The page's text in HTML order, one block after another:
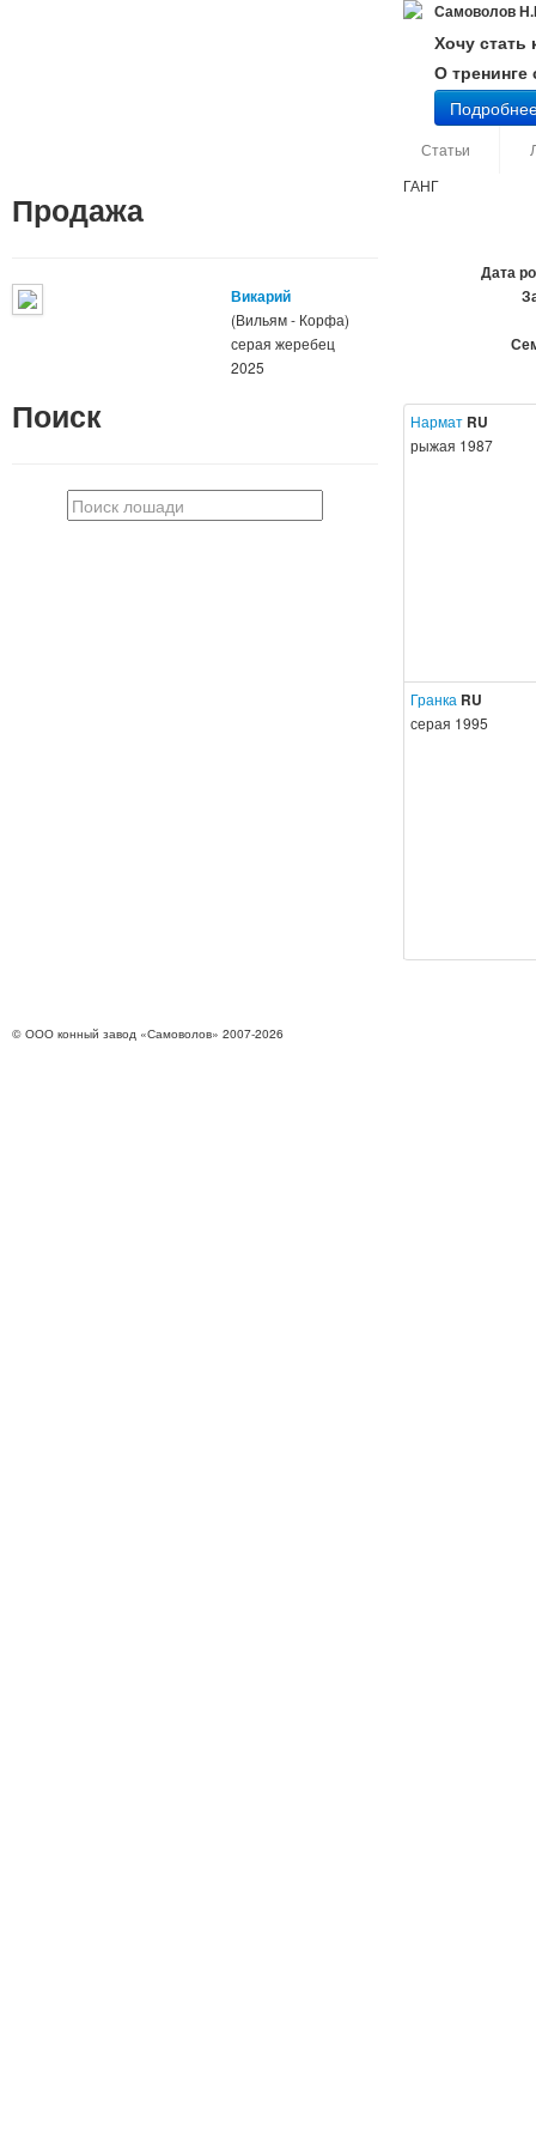
Самоволов
Хочу стать
О
Статьи
Продажа
Викарий
(Вильям - Корфа)
серая жеребец
2025
Поиск
ГАНГ
Дата
Нармат RU
рыжая 1987
Гранка RU
серая 1995
© ООО конный завод «Самоволов» 2007-2026